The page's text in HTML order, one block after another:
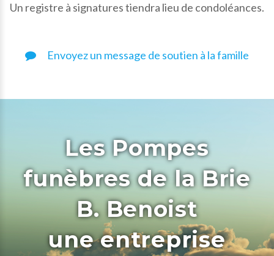
Un registre à signatures tiendra lieu de condoléances.
Envoyez un message de soutien à la famille
Les Pompes
funèbres de la Brie
B. Benoist
une entreprise